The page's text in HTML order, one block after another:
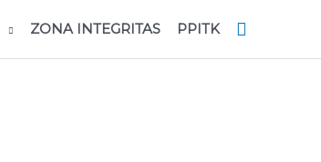
ZONA INTEGRITAS PPITK